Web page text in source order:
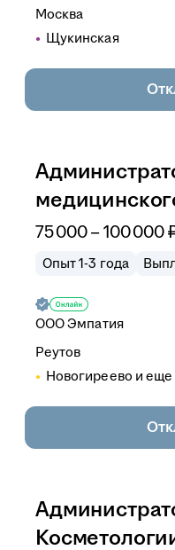
Москва
Щукинская
75 000–100 000
Опыт 1-3 года
ОООЭмпатия
Реутов
Новогиреево и еще